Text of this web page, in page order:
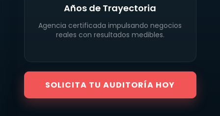
Años de Trayectoria
Agencia certificada impulsando negocios
reales con resultados medibles.
SOLICITA TU AUDITORÍA HOY